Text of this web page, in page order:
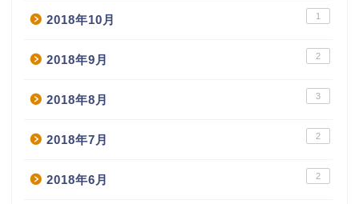
2018年10月 1
2018年9月 2
2018年8月 3
2018年7月 2
2018年6月 2